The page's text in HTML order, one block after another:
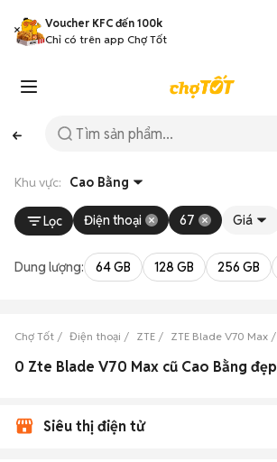
Voucher KFC đến 100k
Chỉ có trên app Chợ Tốt
Khu vực: Cao Bằng
Lọc Điện thoại 67 Giá
Dung lượng: 64 GB 128 GB 256 GB
Chợ Tốt Điện thoại ZTE ZTE Blade V70 Max
0 Zte Blade V70 Max cũ Cao Bằng đẹp
Siêu thị điện tử